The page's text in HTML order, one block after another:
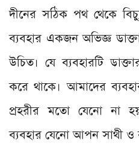
দীনের সঠিক পথ থেকে
ব্যবহার একজন অভিজ্ঞ
উচিত। যে ব্যবহারটি
করে থাকে। আমাদের
প্রহরীর মতো যেনো না
ব্যবহার যেনো আপন সাথী ও